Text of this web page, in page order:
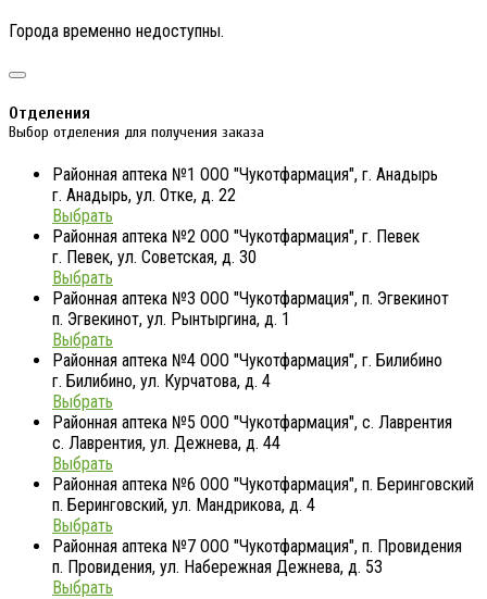
Города временно недоступны.
Отделения
Выбор отделения для получения заказа
Районная аптека №1 ООО "Чукотфармация", г. Анадырь
г. Анадырь, ул. Отке, д. 22
Выбрать
Районная аптека №2 ООО "Чукотфармация", г. Певек
г. Певек, ул. Советская, д. 30
Выбрать
Районная аптека №3 ООО "Чукотфармация", п. Эгвекинот
п. Эгвекинот, ул. Рынтыргина, д. 1
Выбрать
Районная аптека №4 ООО "Чукотфармация", г. Билибино
г. Билибино, ул. Курчатова, д. 4
Выбрать
Районная аптека №5 ООО "Чукотфармация", с. Лаврентия
с. Лаврентия, ул. Дежнева, д. 44
Выбрать
Районная аптека №6 ООО "Чукотфармация", п. Беринговский
п. Беринговский, ул. Мандрикова, д. 4
Выбрать
Районная аптека №7 ООО "Чукотфармация", п. Провидения
п. Провидения, ул. Набережная Дежнева, д. 53
Выбрать